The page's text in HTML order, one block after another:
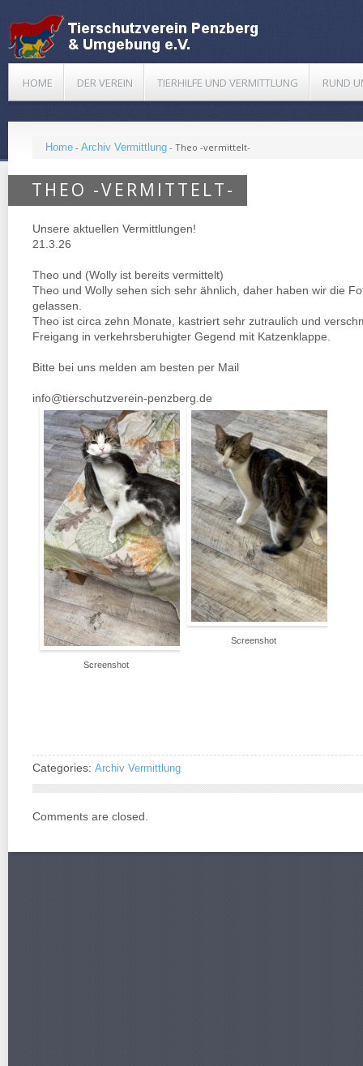
HOME DER VEREIN TIERHILFE UND VERMITTLUNG RUND
Home - Archiv Vermittlung - Theo -vermittelt-
THEO -VERMITTELT-
Unsere aktuellen Vermittlungen!
21.3.26
Theo und (Wolly ist bereits vermittelt)
Theo und Wolly sehen sich sehr ähnlich, daher haben wir die
gelassen.
Theo ist circa zehn Monate, kastriert sehr zutraulich und
Freigang in verkehrsberuhigter Gegend mit Katzenklappe.
Bitte bei uns melden am besten per Mail
info@tierschutzverein-penzberg.de
Screenshot
Screenshot
Categories: Archiv Vermittlung
Comments are closed.